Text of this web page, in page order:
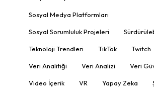
Sosyal Medya Platformları
Sosyal Sorumluluk Projeleri
Teknoloji Trendleri TikTok Twitch
Veri Analitiği Veri Analizi Veri
Video İçerik VR Yapay Zeka